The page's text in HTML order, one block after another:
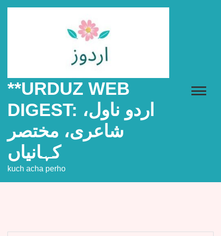
**URDUZ WEB
DIGEST: اردو ناول،
شاعری، مختصر
کہانیاں
kuch acha perho